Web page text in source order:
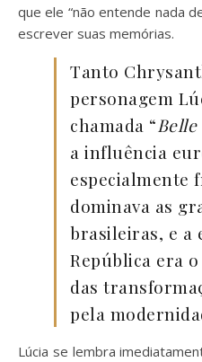
que ele “não entende nada
escrever suas memórias.
Tanto
personagem
chamada “
a influência
especialmente
dominava as
brasileiras, e a
República era
das
pela
Lúcia se lembra